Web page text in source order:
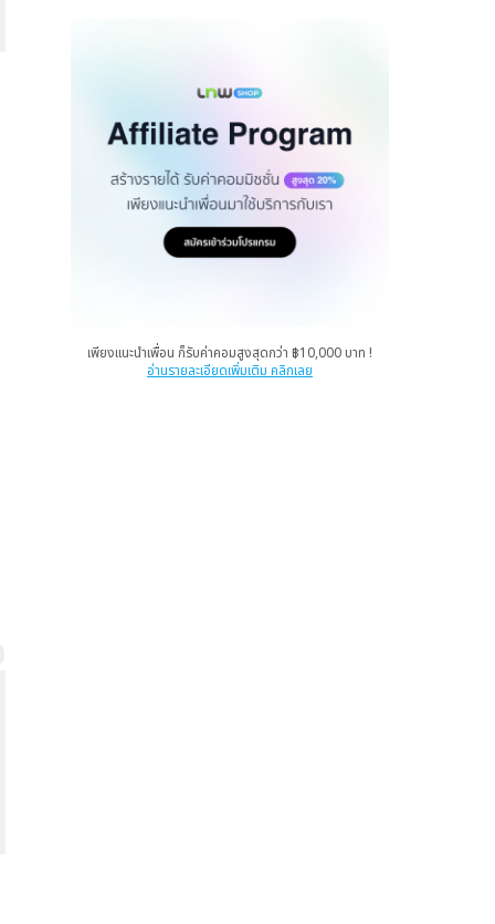
เพียงแนะนำเพื่อน ก็รับค่าคอมสูงสุดกว่า ฿10,000 บาท !
อ่านรายละเอียดเพิ่มเติม คลิกเลย